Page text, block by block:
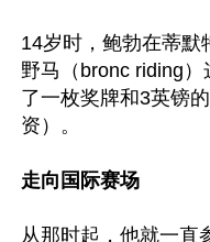
14岁时，鲍勃在蒂默
野马（bronc riding
了一枚奖牌和3英镑
资）。
走向国际赛场
从那时起，他就一直